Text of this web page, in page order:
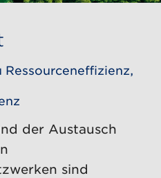
Ressourceneffizienz,
der Austausch
sind